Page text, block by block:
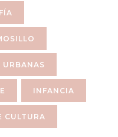
URBANAS
INFANCIA
CULTURA